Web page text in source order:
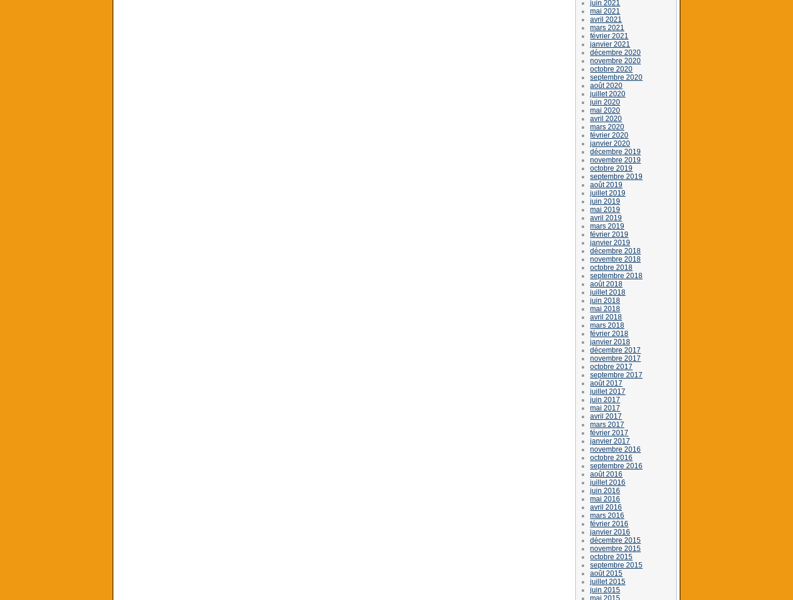
juin 2021
mai 2021
avril 2021
mars 2021
février 2021
janvier 2021
décembre 2020
novembre 2020
octobre 2020
septembre 2020
août 2020
juillet 2020
juin 2020
mai 2020
avril 2020
mars 2020
février 2020
janvier 2020
décembre 2019
novembre 2019
octobre 2019
septembre 2019
août 2019
juillet 2019
juin 2019
mai 2019
avril 2019
mars 2019
février 2019
janvier 2019
décembre 2018
novembre 2018
octobre 2018
septembre 2018
août 2018
juillet 2018
juin 2018
mai 2018
avril 2018
mars 2018
février 2018
janvier 2018
décembre 2017
novembre 2017
octobre 2017
septembre 2017
août 2017
juillet 2017
juin 2017
mai 2017
avril 2017
mars 2017
février 2017
janvier 2017
novembre 2016
octobre 2016
septembre 2016
août 2016
juillet 2016
juin 2016
mai 2016
avril 2016
mars 2016
février 2016
janvier 2016
décembre 2015
novembre 2015
octobre 2015
septembre 2015
août 2015
juillet 2015
juin 2015
mai 2015